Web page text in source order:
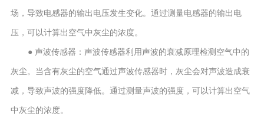
场，导致电感器的输出电压发生变化。通过测量电感器的输出电
压，可以计算出空气中灰尘的浓度。
● 声波传感器：声波传感器利用声波的衰减原理检测空气中的
灰尘。当含有灰尘的空气通过声波传感器时，灰尘会对声波造成衰
减，导致声波的强度降低。通过测量声波的强度，可以计算出空气
中灰尘的浓度。